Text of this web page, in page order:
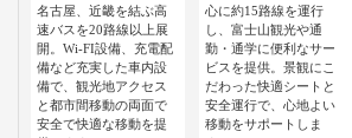
名古屋、近畿を結ぶ高
速バスを20路線以上展
開。Wi-FI設備、充電配
備など充実した車内設
備で、観光地アクセス
と都市間移動の両面で
安全で快適な移動を提
心に約15路線を運行
し、富士山観光や通
勤・通学に便利なサー
ビスを提供。景観にこ
だわった快適シートと
安全運行で、心地よい
移動をサポートしま